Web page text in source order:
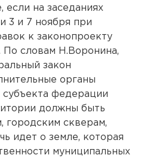
если на заседаниях
3 и 7 ноября при
к законопроекту
По словам Н.Воронина,
закон
органы
субъекта федерации
должны быть
городским скверам,
идет о земле, которая
муниципальных